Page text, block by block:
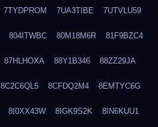
7TYDPROM 7UA3TIBE 7UTVLU59
804ITWBC 80M18M6R 81F9BZC4
87HLHOXA 88Y1B346 88ZZ29JA
8C2C6QL5 8CFDQ2M4 8EMTYC6G
8I0XX43W 8IGK9S2K 8IN6KUU1